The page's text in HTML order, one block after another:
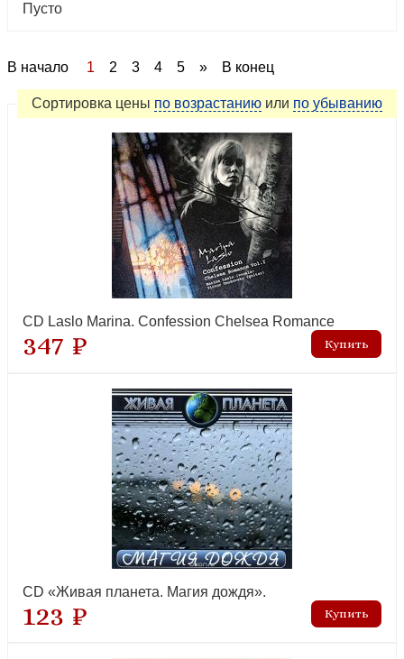
Пусто
В начало 1 2 3 4 5 » В конец
Сортировка цены по возрастанию или по убыванию
CD Laslo Marina. Confession Chelsea Romance
347 ₽
CD «Живая планета. Магия дождя».
123 ₽